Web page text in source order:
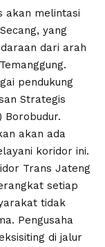
akan melintasi
yang
dari arah
pendukung
Strategis
Borobudur.
akan ada
koridor ini.
Trans Jateng
setiap
tidak
Pengusaha
di jalur